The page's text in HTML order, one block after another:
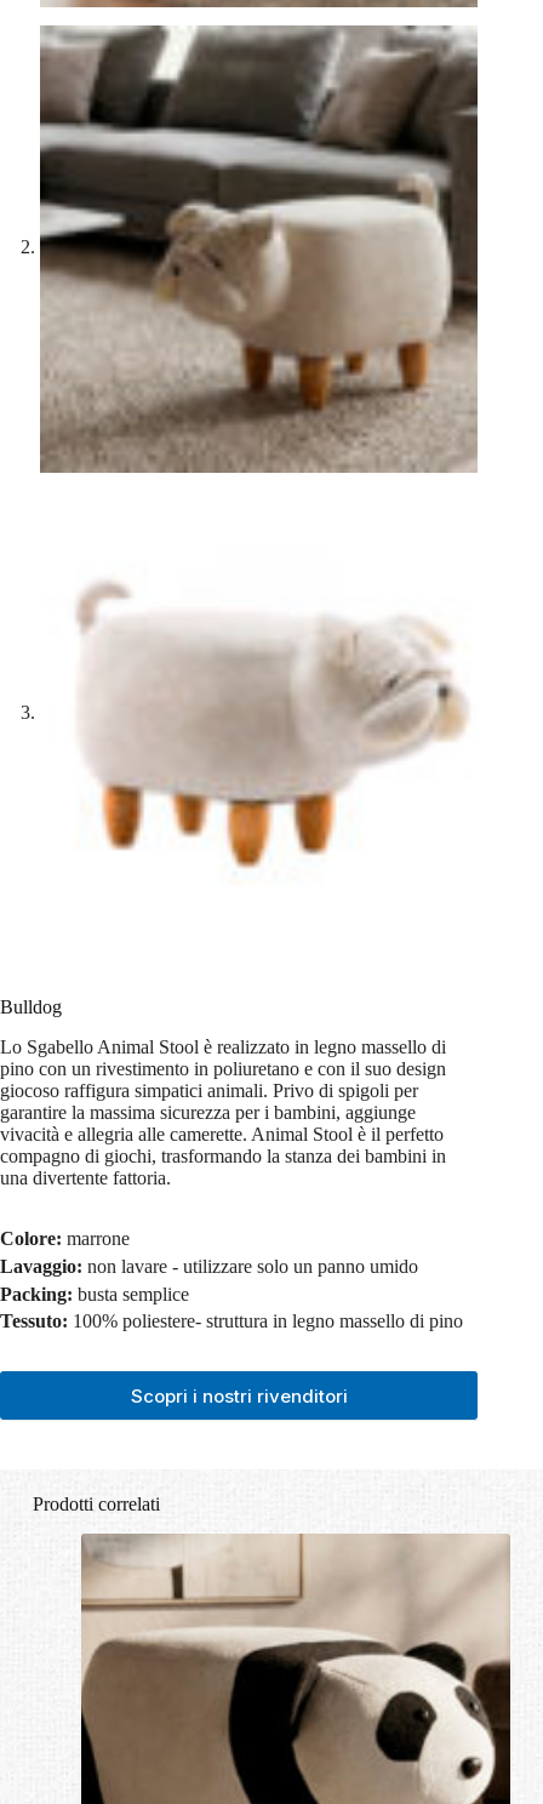
Bulldog
Lo Sgabello Animal Stool è realizzato in legno massello di
pino con un rivestimento in poliuretano e con il suo design
giocoso raffigura simpatici animali. Privo di spigoli per
garantire la massima sicurezza per i bambini, aggiunge
vivacità e allegria alle camerette. Animal Stool è il perfetto
compagno di giochi, trasformando la stanza dei bambini in
una divertente fattoria.
Colore: marrone
Lavaggio: non lavare - utilizzare solo un panno umido
Packing: busta semplice
Tessuto: 100% poliestere- struttura in legno massello di pino
Scopri i nostri rivenditori
Prodotti correlati